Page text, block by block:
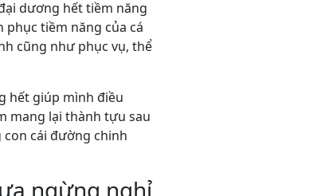
dương hết tiềm năng
tiềm năng của cá
cũng như phục vụ, thể
hết giúp mình điều
mang lại thành tựu sau
con cái đường chinh
ngừng nghỉ